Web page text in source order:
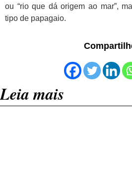
ou “rio que dá origem ao mar”,
tipo de papagaio.
Leia mais